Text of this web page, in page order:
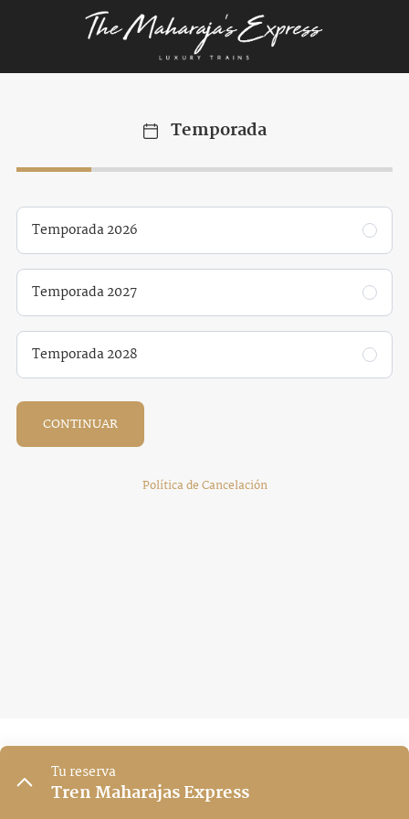
Temporada
Temporada 2026
Temporada 2027
Temporada 2028
CONTINUAR
Tu reserva
Tren Maharajas Express
Política de Cancelación